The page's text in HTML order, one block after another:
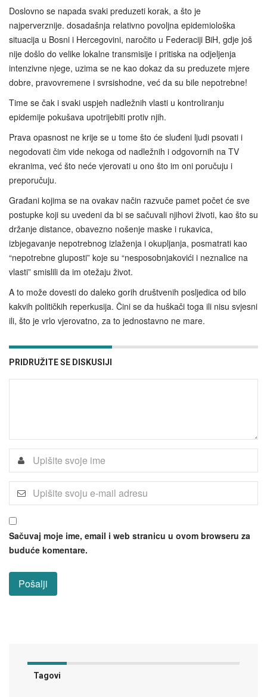
Doslovno se napada svaki preduzeti korak, a što je
najperverznije. dosadašnja relativno povoljna epidemiološka
situacija u Bosni i Hercegovini, naročito u Federaciji BiH, gdje još
nije došlo do velike lokalne transmisije i pritiska na odjeljenja
intenzivne njege, uzima se ne kao dokaz da su preduzete mjere
dobre, pravovremene i svrsishodne, već da su bile nepotrebne!
Time se čak i svaki uspjeh nadležnih vlasti u kontroliranju
epidemije pokušava upotrijebiti protiv njih.
Prava opasnost ne krije se u tome što će sluđeni ljudi psovati i
negodovati čim vide nekoga od nadležnih i odgovornih na TV
ekranima, već što neće vjerovati u ono što im oni poručuju i
preporučuju.
Građani kojima se na ovakav način razvuče pamet počet će sve
postupke koji su uvedeni da bi se sačuvali njihovi životi, kao što su
držanje distance, obavezno nošenje maske i rukavica,
izbjegavanje nepotrebnog izlaženja i okupljanja, posmatrati kao
“nepotrebne gluposti” koje su “nesposobnjakovići i neznalice na
vlasti” smislili da im otežaju život.
A to može dovesti do daleko gorih društvenih posljedica od bilo
kakvih političkih reperkusija. Čini se da huškači toga ili nisu svjesni
ili, što je vrlo vjerovatno, za to jednostavno ne mare.
PRIDRUŽITE SE DISKUSIJI
Sačuvaj moje ime, email i web stranicu u ovom browseru za
buduće komentare.
Tagovi